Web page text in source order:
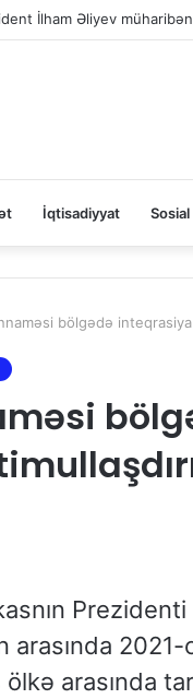
İlham Əliyev
İqtisadiyyat Sosial
bölgədə
arasında
arasında